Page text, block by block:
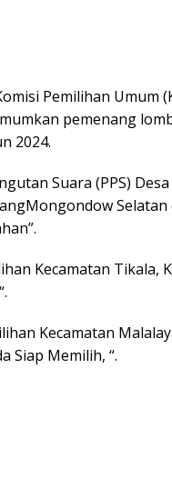
Pemilihan Umum
pemenang
2024.
Suara (PPS)
Kecamatan Tikala,
Kecamatan
Siap Memilih, “.